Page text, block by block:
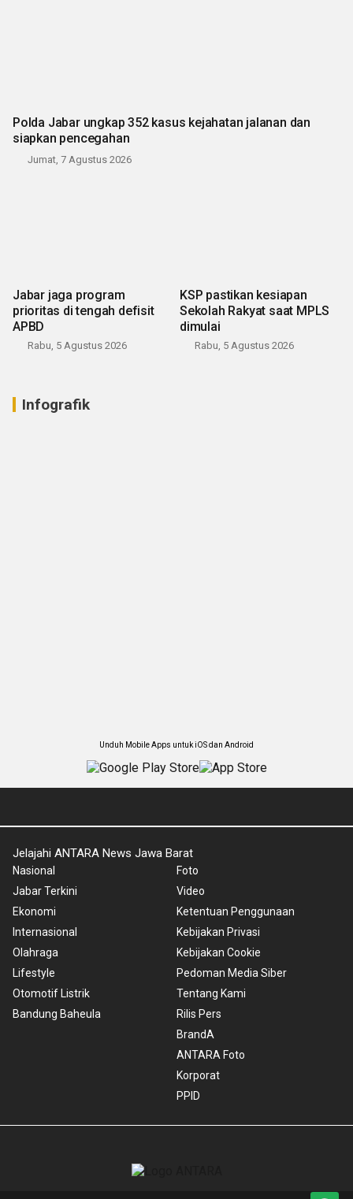
Polda Jabar ungkap 352 kasus kejahatan jalanan dan
siapkan pencegahan
Jumat, 7 Agustus 2026
Jabar jaga program
prioritas di tengah defisit
APBD
Rabu, 5 Agustus 2026
KSP pastikan kesiapan
Sekolah Rakyat saat MPLS
dimulai
Rabu, 5 Agustus 2026
Infografik
Unduh Mobile Apps untuk iOS dan Android
Jelajahi ANTARA News Jawa Barat
Nasional
Jabar Terkini
Ekonomi
Internasional
Olahraga
Lifestyle
Otomotif Listrik
Bandung Baheula
Foto
Video
Ketentuan Penggunaan
Kebijakan Privasi
Kebijakan Cookie
Pedoman Media Siber
Tentang Kami
Rilis Pers
BrandA
ANTARA Foto
Korporat
PPID